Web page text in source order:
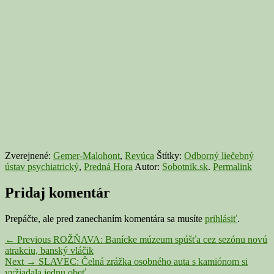
Zverejnené: Gemer-Malohont, Revúca Štítky: Odborný liečebný
ústav psychiatrický, Predná Hora Autor: Sobotnik.sk. Permalink
Pridaj komentár
Prepáčte, ale pred zanechaním komentára sa musíte prihlásiť.
Navigácia
v
← Previous Previous
post:
ROŽŇAVA: Banícke múzeum spúšťa cez sezónu novú
atrakciu, banský vláčik
Next → Next
post:
SLAVEC: Čelná zrážka osobného auta s kamiónom si